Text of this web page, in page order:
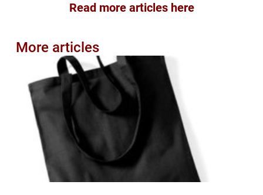
Read more articles here
More articles